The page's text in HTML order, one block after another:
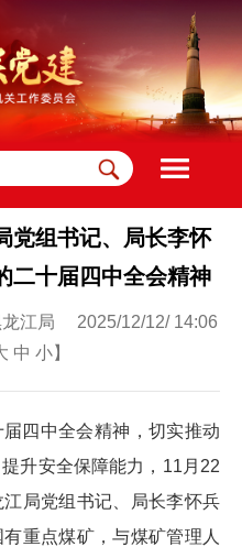
党组书记、局长李怀
二十届四中全会精神
龙江局 2025/12/12/ 14:06
中 小】
四中全会精神，切实推动
升安全保障能力，11月22
局党组书记、局长李怀兵
重点煤矿，与煤矿管理人